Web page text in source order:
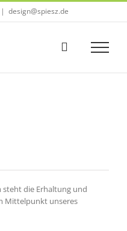
| design@spiesz.de
steht die Erhaltung und
Mittelpunkt unseres